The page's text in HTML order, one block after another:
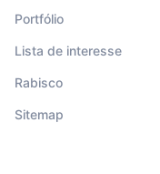
Portfólio
Lista de interesse
Rabisco
Sitemap